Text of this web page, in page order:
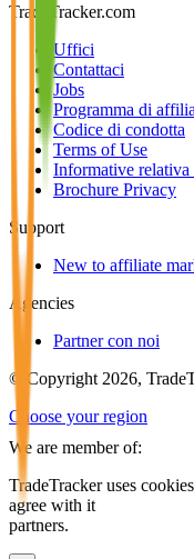
TradeTracker.com
Uffici
Contattaci
Jobs
Programma di
Codice di condotta
Terms of Use
Informative relativa
Brochure Privacy
Support
New to affiliate
Agencies
Partner con noi
© Copyright 2026,
Choose your region
We are member of:
TradeTracker uses
agree with it
partners.